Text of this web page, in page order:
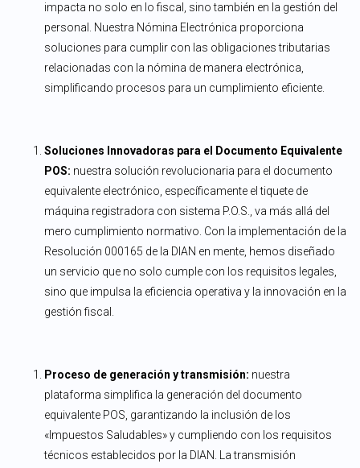
impacta no solo en lo fiscal, sino también en la gestión del
personal. Nuestra Nómina Electrónica proporciona
soluciones para cumplir con las obligaciones tributarias
relacionadas con la nómina de manera electrónica,
simplificando procesos para un cumplimiento eficiente.
Soluciones Innovadoras para el Documento Equivalente
POS: nuestra solución revolucionaria para el documento
equivalente electrónico, específicamente el tiquete de
máquina registradora con sistema P.O.S., va más allá del
mero cumplimiento normativo. Con la implementación de la
Resolución 000165 de la DIAN en mente, hemos diseñado
un servicio que no solo cumple con los requisitos legales,
sino que impulsa la eficiencia operativa y la innovación en la
gestión fiscal.
Proceso de generación y transmisión: nuestra
plataforma simplifica la generación del documento
equivalente POS, garantizando la inclusión de los
«Impuestos Saludables» y cumpliendo con los requisitos
técnicos establecidos por la DIAN. La transmisión